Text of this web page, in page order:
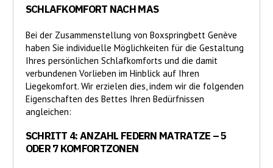
SCHLAFKOMFORT NACH MAS
Bei der Zusammenstellung von Boxspringbett Genève
haben Sie individuelle Möglichkeiten für die Gestaltung
Ihres persönlichen Schlafkomforts und die damit
verbundenen Vorlieben im Hinblick auf Ihren
Liegekomfort. Wir erzielen dies, indem wir die folgenden
Eigenschaften des Bettes Ihren Bedürfnissen
angleichen:
SCHRITT 4: ANZAHL FEDERN MATRATZE – 5
ODER 7 KOMFORTZONEN